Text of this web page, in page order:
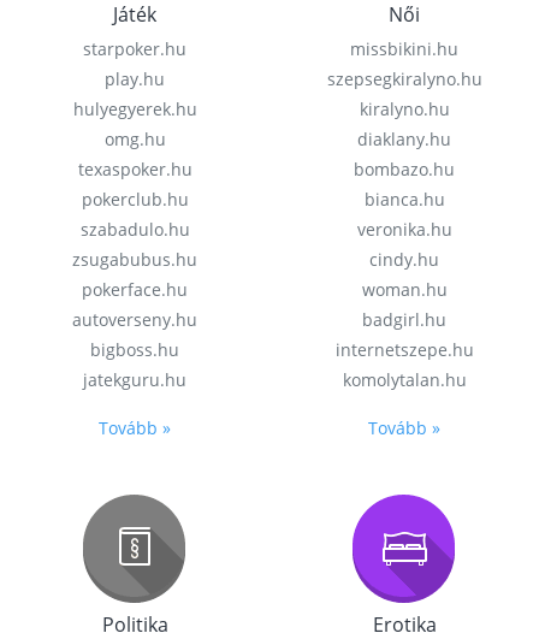
Játék
starpoker.hu
play.hu
hulyegyerek.hu
omg.hu
texaspoker.hu
pokerclub.hu
szabadulo.hu
zsugabubus.hu
pokerface.hu
autoverseny.hu
bigboss.hu
jatekguru.hu
Tovább »
Női
missbikini.hu
szepsegkiralyno.hu
kiralyno.hu
diaklany.hu
bombazo.hu
bianca.hu
veronika.hu
cindy.hu
woman.hu
badgirl.hu
internetszepe.hu
komolytalan.hu
Tovább »
Politika Erotika